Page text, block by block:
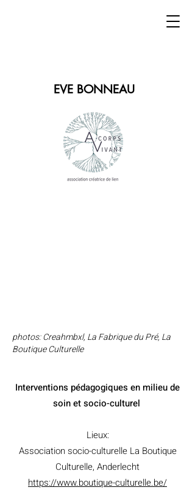
EVE BONNEAU
photos: Creahmbxl, La Fabrique du Pré, La
Boutique Culturelle
Interventions pédagogiques en milieu de
soin et socio-culturel
Lieux:
Association socio-culturelle La Boutique
Culturelle, Anderlecht
https://www.boutique-culturelle.be/